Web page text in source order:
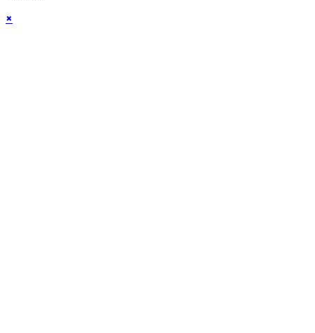
×